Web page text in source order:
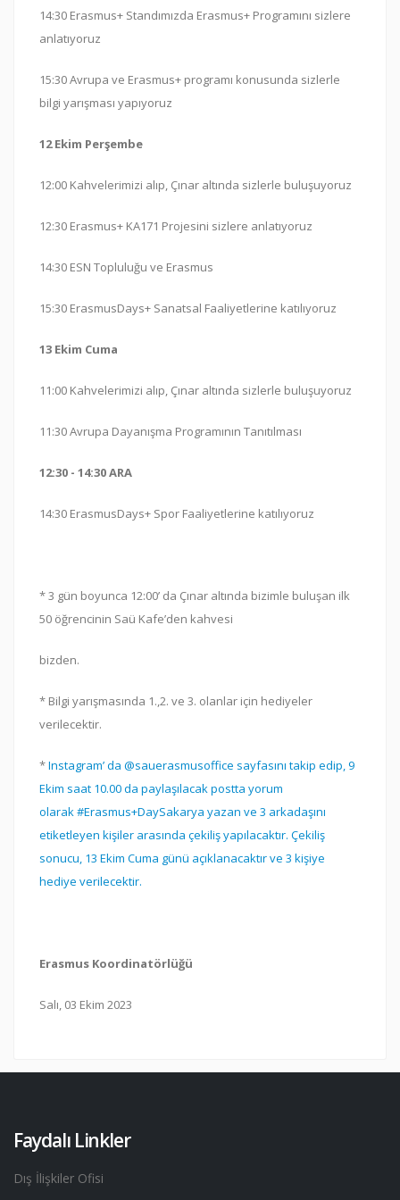
14:30 Erasmus+ Standımızda Erasmus+ Programını sizlere
anlatıyoruz
15:30 Avrupa ve Erasmus+ programı konusunda sizlerle
bilgi yarışması yapıyoruz
12 Ekim Perşembe
12:00 Kahvelerimizi alıp, Çınar altında sizlerle buluşuyoruz
12:30 Erasmus+ KA171 Projesini sizlere anlatıyoruz
14:30 ESN Topluluğu ve Erasmus
15:30 ErasmusDays+ Sanatsal Faaliyetlerine katılıyoruz
13 Ekim Cuma
11:00 Kahvelerimizi alıp, Çınar altında sizlerle buluşuyoruz
11:30 Avrupa Dayanışma Programının Tanıtılması
12:30 - 14:30 ARA
14:30 ErasmusDays+ Spor Faaliyetlerine katılıyoruz
* 3 gün boyunca 12:00’ da Çınar altında bizimle buluşan ilk
50 öğrencinin Saü Kafe’den kahvesi
bizden.
* Bilgi yarışmasında 1.,2. ve 3. olanlar için hediyeler
verilecektir.
*Instagram’ da @sauerasmusoffice sayfasını takip edip, 9
Ekim saat 10.00 da paylaşılacak postta yorum
olarak #Erasmus+DaySakarya yazan ve 3 arkadaşını
etiketleyen kişiler arasında çekiliş yapılacaktır. Çekiliş
sonucu, 13 Ekim Cuma günü açıklanacaktır ve 3 kişiye
hediye verilecektir.
Erasmus Koordinatörlüğü
Salı, 03 Ekim 2023
Faydalı Linkler
Dış İlişkiler Ofisi